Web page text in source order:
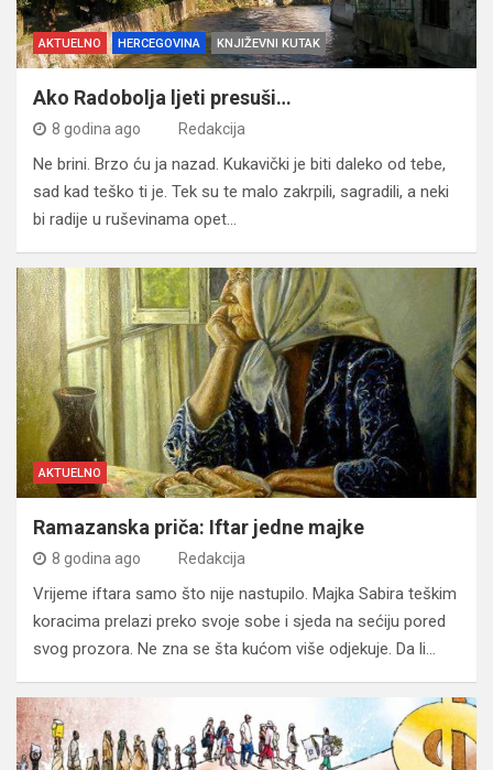
AKTUELNO HERCEGOVINA KNJIŽEVNI KUTAK
Ako Radobolja ljeti presuši…
8 godina ago Redakcija
Ne brini. Brzo ću ja nazad. Kukavički je biti daleko od tebe,
sad kad teško ti je. Tek su te malo zakrpili, sagradili, a neki
bi radije u ruševinama opet…
AKTUELNO
Ramazanska priča: Iftar jedne majke
8 godina ago Redakcija
Vrijeme iftara samo što nije nastupilo. Majka Sabira teškim
koracima prelazi preko svoje sobe i sjeda na sećiju pored
svog prozora. Ne zna se šta kućom više odjekuje. Da li…